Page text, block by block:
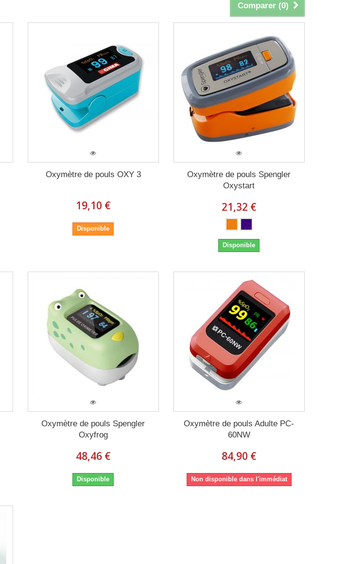
Comparer (0)
Oxymètre de pouls OXY 3
19,10 €
Disponible
Oxymètre de pouls Spengler
Oxystart
21,32 €
Disponible
Oxymètre de pouls Spengler
Oxyfrog
48,46 €
Disponible
Oxymètre de pouls Adulte PC-
60NW
84,90 €
Non disponible dans l'immédiat